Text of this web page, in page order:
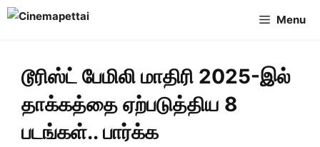
Skip
Menu
டூரிஸ்ட் பேமிலி மாதிரி 2025-இல்
தாக்கத்தை ஏற்படுத்திய 8
படங்கள்.. பார்க்க